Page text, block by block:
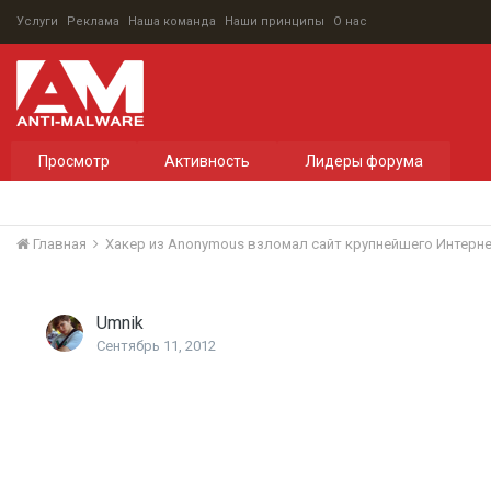
Услуги Реклама Наша команда Наши принципы О нас
Просмотр Активность Лидеры форума
Главная Хакер из Anonymous взломал сайт крупнейшего
Umnik
Сентябрь 11, 2012